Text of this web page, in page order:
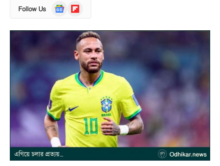
Follow Us
Google
News
Flipboard